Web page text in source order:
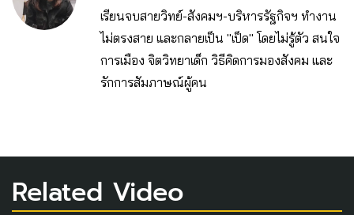
เรียนจบสายวิทย์-สังคมฯ-บริหารรัฐกิจฯ ทำงาน
ไม่ตรงสาย และกลายเป็น "เป็ด" โดยไม่รู้ตัว สนใจ
การเมือง จิตวิทยาเด็ก วิธีคิดการมองสังคม และ
รักการสัมภาษณ์ผู้คน
Related Video